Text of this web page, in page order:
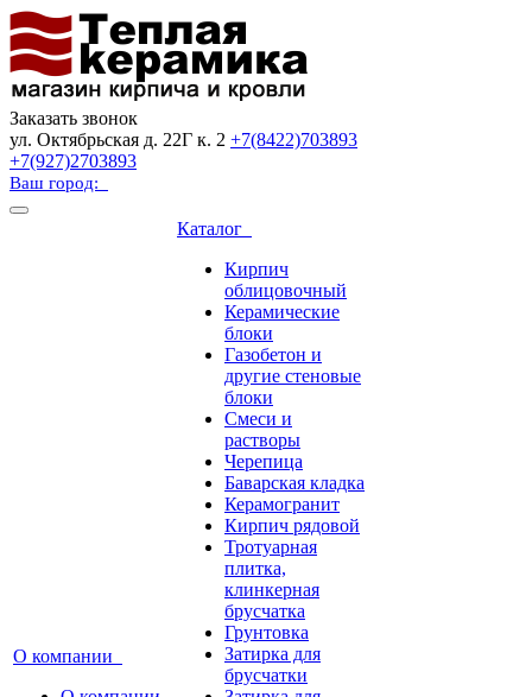
Заказать звонок
ул. Октябрьская д. 22Г к. 2 +7(8422)703893
+7(927)2703893
Ваш город:
О компании
Каталог
Кирпич
облицовочный
Керамические
блоки
Газобетон и
другие стеновые
блоки
Смеси и
растворы
Черепица
Баварская кладка
Керамогранит
Кирпич рядовой
Тротуарная
плитка,
клинкерная
брусчатка
Грунтовка
Затирка для
брусчатки